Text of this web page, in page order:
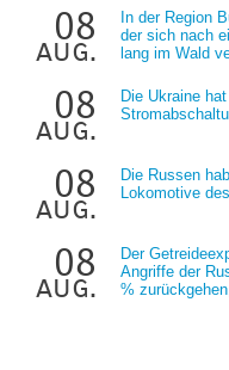
08
aug.
In der Region
der sich nach
lang im Wald
08
aug.
Die Ukraine
08
aug.
Die Russen
Lokomotive
08
aug.
Der
Angriffe der
%